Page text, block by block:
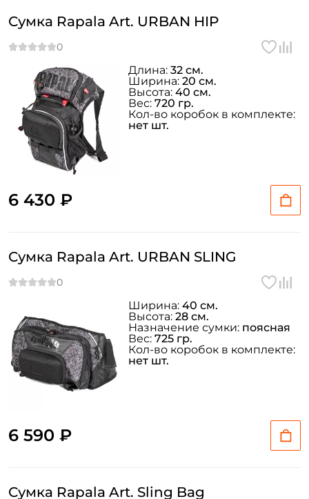
Сумка Rapala Art. URBAN HIP
6 430 ₽
Длина: 32 см.
Ширина: 20 см.
Высота: 40 см.
Вес: 720 гр.
Кол-во коробок в комплекте:
нет шт.
Сумка Rapala Art. URBAN SLING
6 590 ₽
Ширина: 40 см.
Высота: 28 см.
Назначение сумки: поясная
Вес: 725 гр.
Кол-во коробок в комплекте:
нет шт.
Сумка Rapala Art. Sling Bag